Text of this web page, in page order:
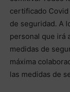
certificado
de seguridad. A
personal que irá
medidas de
máxima
las medidas de